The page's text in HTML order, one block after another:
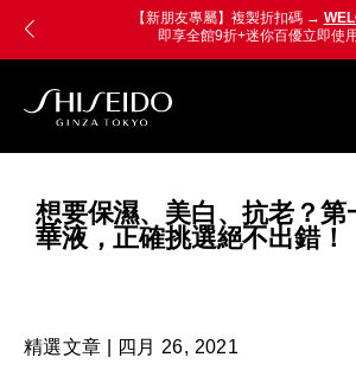
【新朋友專屬】複製折扣碼 →
即享全館9折+迷你百優立即使
資
國
際
想要保濕、美白、抗老？第
華液，正確挑選絕不出錯！
精選文章 | 四月 26, 2021